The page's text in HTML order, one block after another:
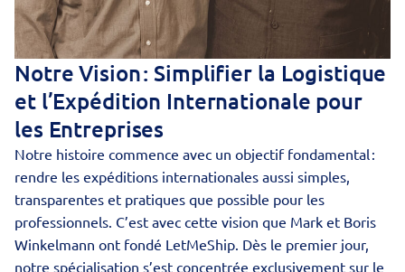
Notre Vision : Simplifier la Logistique
et l’Expédition Internationale pour
les Entreprises
Notre histoire commence avec un objectif fondamental :
rendre les expéditions internationales aussi simples,
transparentes et pratiques que possible pour les
professionnels. C’est avec cette vision que Mark et Boris
Winkelmann ont fondé LetMeShip. Dès le premier jour,
notre spécialisation s’est concentrée exclusivement sur le